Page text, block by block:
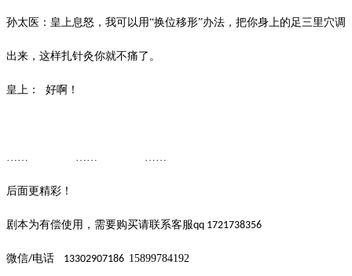
孙太医：皇上息怒，我可以用“换位移形”办法，把你身上的足三里穴调
出来，这样扎针灸你就不痛了。
皇上： 好啊！
后面更精彩！
剧本为有偿使用，需要购买请联系客服qq 1721738356
微信/电话 13302907186 15899784192